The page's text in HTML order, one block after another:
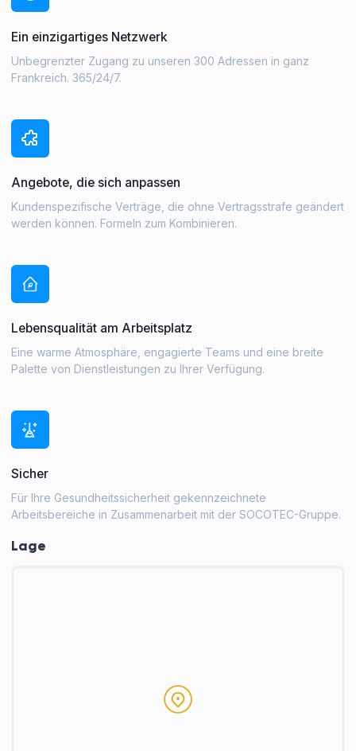
Ein einzigartiges Netzwerk
Unbegrenzter Zugang zu unseren 300 Adressen in ganz
Frankreich. 365/24/7.
Angebote, die sich anpassen
Kundenspezifische Verträge, die ohne Vertragsstrafe geändert
werden können. Formeln zum Kombinieren.
Lebensqualität am Arbeitsplatz
Eine warme Atmosphäre, engagierte Teams und eine breite
Palette von Dienstleistungen zu Ihrer Verfügung.
Sicher
Für Ihre Gesundheitssicherheit gekennzeichnete
Arbeitsbereiche in Zusammenarbeit mit der SOCOTEC-Gruppe.
Lage